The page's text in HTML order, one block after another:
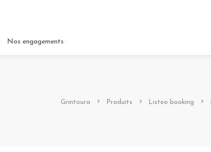
Nos engagements
Grintoura Produits Listeo booking